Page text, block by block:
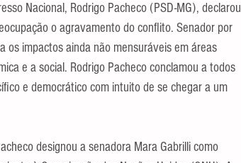
Nacional, Rodrigo Pacheco (PSD-MG), declarou
o agravamento do conflito. Senador por
os impactos ainda não mensuráveis em áreas
e a social. Rodrigo Pacheco conclamou a todos
e democrático com intuito de se chegar a um
designou a senadora Mara Gabrilli como